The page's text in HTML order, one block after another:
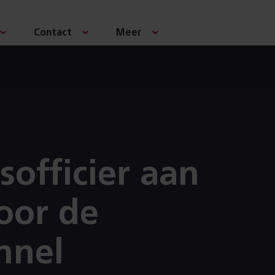
Contact Meer
aan
de